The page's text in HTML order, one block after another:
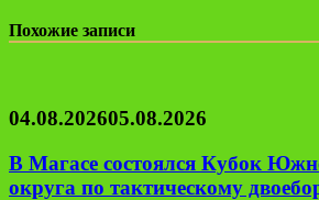
Похожие записи
04.08.202605.08.2026
В Магасе состоялся Кубок
округа по тактическому